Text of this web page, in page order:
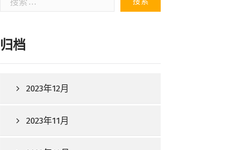
索：
归档
2023年12月
2023年11月